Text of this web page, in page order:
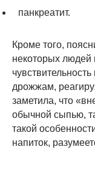
панкреатит.
Кроме того,
некоторых
дрожжам,
заметила, что
обычной сыпью,
такой
напиток,